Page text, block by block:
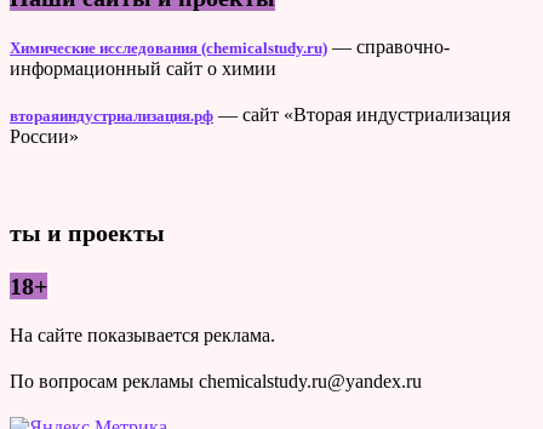
Химические исследования (chemicalstudy.ru) — справочно-
информационный сайт о химии
втораяиндустриализация.рф — сайт «Вторая индустриализация
России»
ты и проекты
18+
На сайте показывается реклама.
По вопросам рекламы chemicalstudy.ru@yandex.ru